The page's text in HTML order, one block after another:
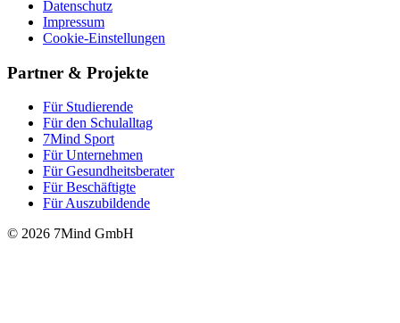
Datenschutz
Impressum
Cookie-Einstellungen
Partner & Projekte
Für Stu­die­rende
Für den Schulalltag
7Mind Sport
Für Unter­neh­men
Für Gesund­heits­be­ra­ter
Für Beschäftigte
Für Auszubildende
© 2026 7Mind GmbH